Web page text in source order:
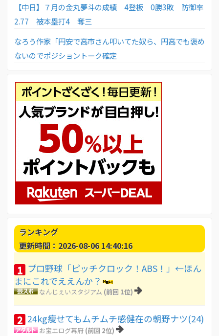
【中日】７月の金丸夢斗の成績 4登板 0勝3敗 防御率
2.77 被本塁打4 奪三
なろう作家「円安で高市さん叩いてた奴ら、円高でも褒め
ないのでポジショントーク確定
ランキング
更新時間：2026-08-06 14:40:16
1 プロ野球「ピッチクロック！ABS！」←ほん
まにこれでええんか？
なんじぇいスタジアム (前回 1位)
2 24kg痩せてもムチムチ感健在の朝野ナツ(24)
お宝エログ幕府 (前回 2位)